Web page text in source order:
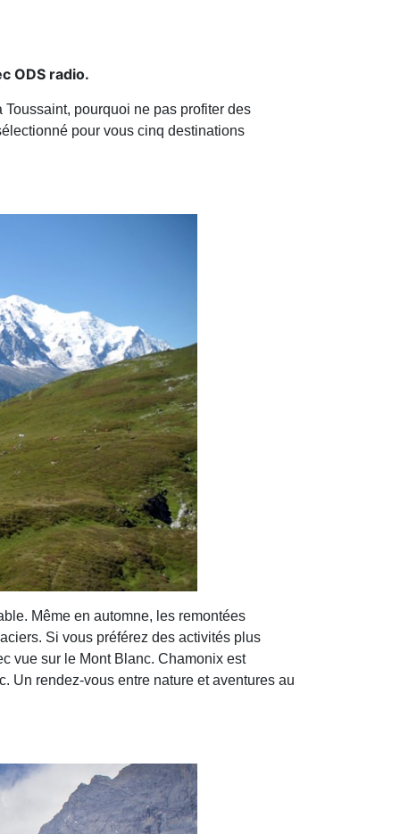
ODS radio.
pourquoi ne pas profiter des
pour vous cinq destinations
Même en automne, les remontées
Si vous préférez des activités plus
vue sur le Mont Blanc. Chamonix est
Un rendez-vous entre nature et aventures au